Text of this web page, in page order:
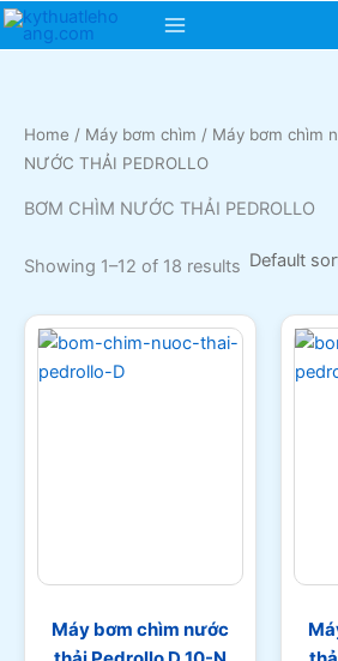
Skip
Main
Home / Máy bơm chìm / Máy bơm chìm
NƯỚC THẢI PEDROLLO
BƠM CHÌM NƯỚC THẢI PEDROLLO
Showing 1–12 of 18 results
Máy bơm chìm nước